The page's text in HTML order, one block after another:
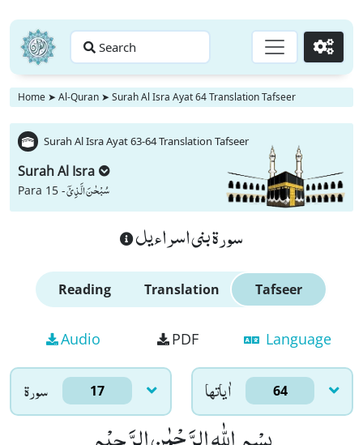
Search Go
Home ➤ Al-Quran ➤ Surah Al Isra Ayat 64 Translation Tafseer
Surah Al Isra Ayat 63-64 Translation Tafseer
Surah Al Isra
Para 15 -سُبْحٰنَ الَّذِیْۤ
سورة بنى اسراءيل
Reading Translation Tafseer
Audio PDF Language
سورۃ 17 اٰياتها 64